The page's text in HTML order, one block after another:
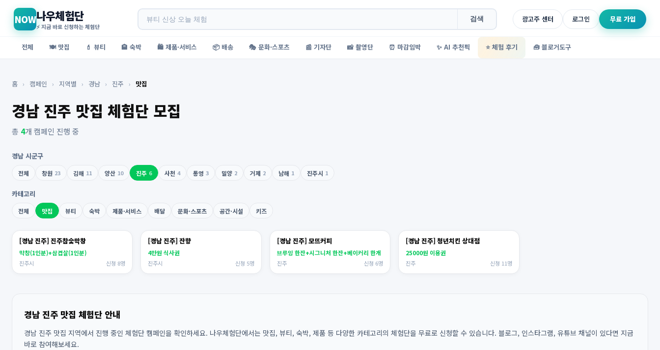
NOW나우체험단
⚡ 지금 바로 신청하는 체험단
검색 광고주 센터 로그인 무료 가입
전체 🍽️ 맛집 💄 뷰티 🏨 숙박 🛍️ 제품·서비스 📦 배송 🎭 문화·스포츠 📰 기자단 📸 촬영단 ⏰ 마감임박 ✨ AI 추천픽 ⭐ 체험 후기 🧰 블로거도구
홈 › 캠페인 › 지역별 › 경남 › 진주 › 맛집
경남 진주 맛집 체험단 모집
총 4개 캠페인 진행 중
경남 시군구
전체 창원 23 김해 11 양산 10 진주 6 사천 4 통영 3 밀양 2 거제 2 남해 1 진주시 1
카테고리
전체 맛집 뷰티 숙박 제품·서비스 배달 문화·스포츠 공간·시설 키즈
[경남 진주] 진주참숯막창
막창(1인분)+삼겹살(1인분)
진주시 신청 8명
[경남 진주] 잔향
4만원 식사권
진주시 신청 5명
[경남 진주] 모뜨커피
브루잉 한잔+시그니처 한잔+베이커리 한개
진주 신청 6명
[경남 진주] 청년치킨 상대점
25000원 이용권
진주 신청 11명
경남 진주 맛집 체험단 안내
경남 진주 맛집 지역에서 진행 중인 체험단 캠페인을 확인하세요. 나우체험단에서는 맛집, 뷰티, 숙박, 제품 등 다양한 카테고리의 체험단을 무료로 신청할 수 있습니다. 블로그, 인스타그램, 유튜브 채널이 있다면 지금
바로 참여해보세요.